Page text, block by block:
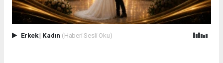
Erkek| Kadın (Haberi Sesli Oku)